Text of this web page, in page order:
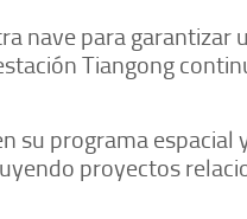
nave para garantizar
Tiangong
su programa
proyectos